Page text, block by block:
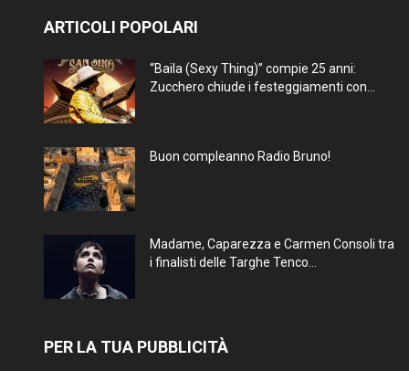
ARTICOLI POPOLARI
“Baila (Sexy Thing)” compie 25 anni:
Zucchero chiude i festeggiamenti con...
Buon compleanno Radio Bruno!
Madame, Caparezza e Carmen Consoli tra
i finalisti delle Targhe Tenco...
PER LA TUA PUBBLICITÀ